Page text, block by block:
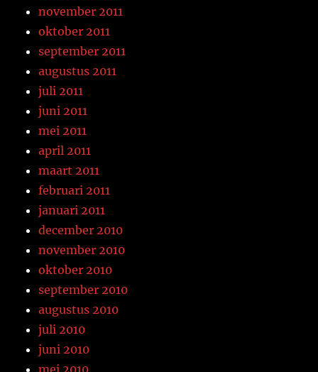
november 2011
oktober 2011
september 2011
augustus 2011
juli 2011
juni 2011
mei 2011
april 2011
maart 2011
februari 2011
januari 2011
december 2010
november 2010
oktober 2010
september 2010
augustus 2010
juli 2010
juni 2010